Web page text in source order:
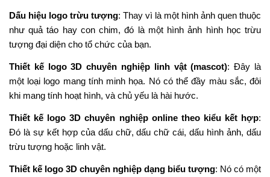
Dấu hiệu logo trừu tượng: Thay vì là một hình ảnh quen thuộc
như quả táo hay con chim, đó là một hình ảnh hình học trừu
tượng đại diện cho tổ chức của bạn.
Thiết kế logo 3D chuyên nghiệp linh vật (mascot): Đây là
một loại logo mang tính minh họa. Nó có thể đầy màu sắc, đôi
khi mang tính hoạt hình, và chủ yếu là hài hước.
Thiết kế logo 3D chuyên nghiệp online theo kiểu kết hợp:
Đó là sự kết hợp của dấu chữ, dấu chữ cái, dấu hình ảnh, dấu
trừu tượng hoặc linh vật.
Thiết kế logo 3D chuyên nghiệp dạng biểu tượng: Nó có một